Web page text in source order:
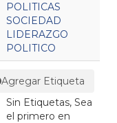
POLITICAS
SOCIEDAD
LIDERAZGO
POLITICO
Agregar Etiqueta
Sin Etiquetas, Sea
el primero en